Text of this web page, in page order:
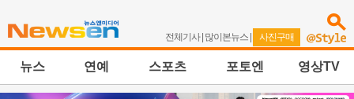
전체기사| 많이본뉴스 | 사진구매
뉴스 연예 스포츠 포토엔 영상TV